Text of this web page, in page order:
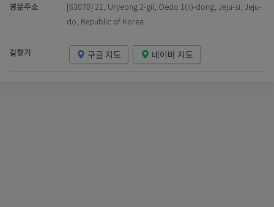
영문주소
[63070] 21, Uryeong 2-gil, Oedo 1(il)-dong, Jeju-si, Jeju-
do, Republic of Korea
길찾기 구글 지도 네이버 지도